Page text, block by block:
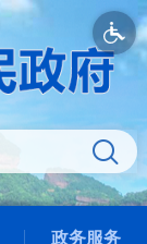
政务服务